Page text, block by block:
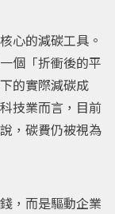
心的減碳工具。
個「折衝後的平
的實際減碳成
技業而言，目前
，碳費仍被視為
，而是驅動企業